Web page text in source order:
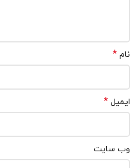
نام *
ایمیل *
وب‌ سایت